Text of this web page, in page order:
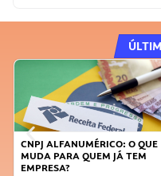
CNPJ ALFANUMÉRICO: O QUE
MUDA PARA QUEM JÁ TEM
EMPRESA?